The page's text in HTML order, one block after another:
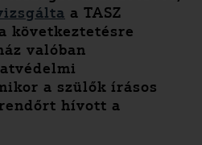
a TASZ
következtetésre
valóban
a szülők írásos
hívott a